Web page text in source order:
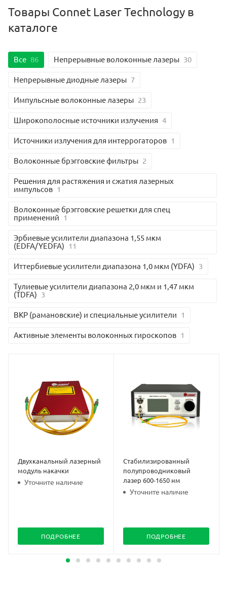
Товары Connet Laser Technology в
каталоге
Все 86 Непрерывные волоконные лазеры 30
Непрерывные диодные лазеры 7
Импульсные волоконные лазеры 23
Широкополосные источники излучения 4
Источники излучения для интеррогаторов 1
Волоконные брэгговские фильтры 2
Решения для растяжения и сжатия лазерных
импульсов 1
Волоконные брэгговские решетки для спец
применений 1
Эрбиевые усилители диапазона 1,55 мкм
(EDFA/YEDFA) 11
Иттербиевые усилители диапазона 1,0 мкм (YDFA) 3
Тулиевые усилители диапазона 2,0 мкм и 1,47 мкм
(TDFA) 3
ВКР (рамановские) и специальные усилители 1
Активные элементы волоконных гироскопов 1
Двухканальный лазерный
модуль накачки
Уточните наличие
ПОДРОБНЕЕ
Стабилизированный
полупроводниковый
лазер 600-1650 нм
Уточните наличие
ПОДРОБНЕЕ